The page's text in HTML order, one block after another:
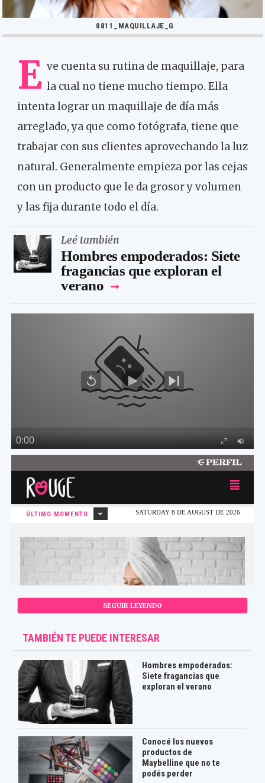
0811_MAQUILLAJE_G
E ve cuenta su rutina de maquillaje, para
la cual no tiene mucho tiempo. Ella
intenta lograr un maquillaje de día más
arreglado, ya que como fotógrafa, tiene que
trabajar con sus clientes aprovechando la luz
natural. Generalmente empieza por las cejas
con un producto que le da grosor y volumen
y las fija durante todo el día.
Leé también
Hombres empoderados: Siete
fragancias que exploran el
verano
SEGUIR LEYENDO
TAMBIÉN TE PUEDE INTERESAR
Hombres empoderados:
Siete fragancias que
exploran el verano
Conocé los nuevos
productos de
Maybelline que no te
podés perder